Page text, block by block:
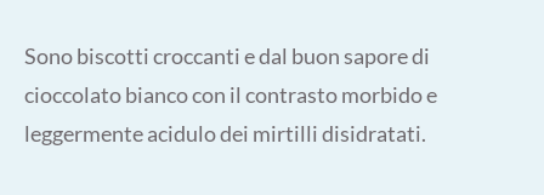
Sono biscotti croccanti e dal buon sapore di
cioccolato bianco con il contrasto morbido e
leggermente acidulo dei mirtilli disidratati.